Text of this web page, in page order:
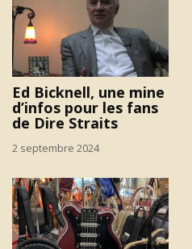
Ed Bicknell, une mine
d’infos pour les fans
de Dire Straits
2 septembre 2024